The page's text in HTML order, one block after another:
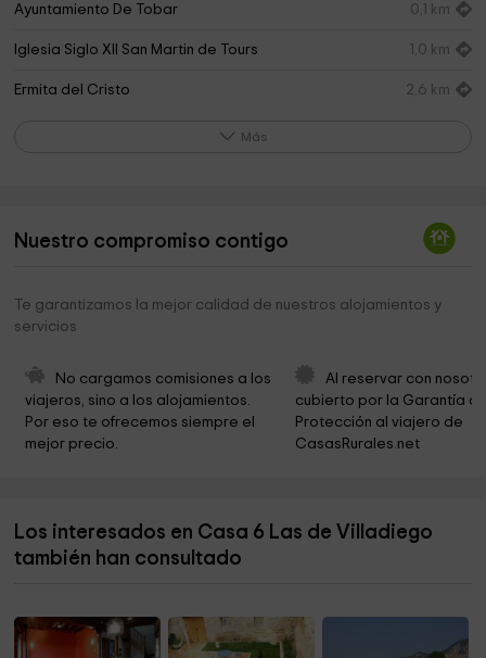
Ayuntamiento De Tobar 0,1 km
Iglesia Siglo XII San Martin de Tours 1,0 km
Ermita del Cristo 2,6 km
Fabulantis - Centro de Interpretacion del Comic 2,9 km
Ermita de la Concepción
Iglesia de San Lorenzo
Cementerio de Villadiego
Iglesia de Santa Eulalia 3,8 km
Ayuntamiento de Hormazas 4,3 km
Más
Nuestro compromiso contigo
Te garantizamos la mejor calidad de nuestros alojamientos y
servicios
No cargamos comisiones a los
viajeros, sino a los alojamientos.
Por eso te ofrecemos siempre el
mejor precio.
Al reservar con
cubierto por la Garantía
Protección al viajero de
CasasRurales.net
Los interesados en Casa 6 Las de Villadiego
también han consultado